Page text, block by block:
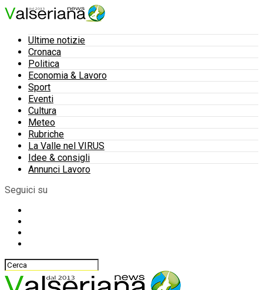
Ultime notizie
Cronaca
Politica
Economia & Lavoro
Sport
Eventi
Cultura
Meteo
Rubriche
La Valle nel VIRUS
Idee & consigli
Annunci Lavoro
Seguici su